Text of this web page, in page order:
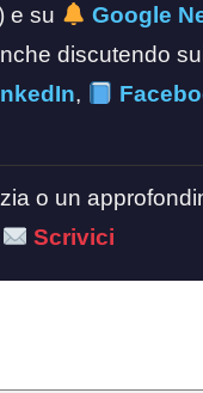
e su
Google
discutendo
,
o un
Scrivici